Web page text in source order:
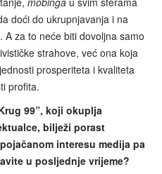
doći do ukrupnjavanja i na
A za to neće biti dovoljna samo
strahove, već ona koja
prosperiteta i kvaliteta
profita.
99”, koji okuplja
bilježi porast
interesu medija pa
u posljednje vrijeme?